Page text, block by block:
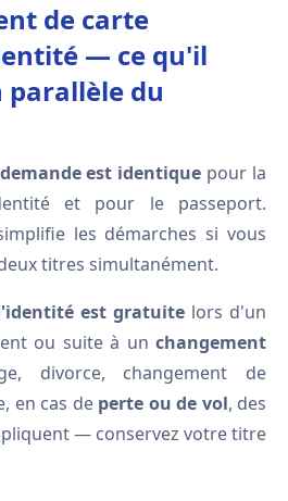
de carte
— ce qu'il
du
est identique pour la
et pour le passeport.
les démarches si vous
titres simultanément.
est gratuite lors d'un
ou suite à un changement
divorce, changement de
en cas de perte ou de vol, des
— conservez votre titre